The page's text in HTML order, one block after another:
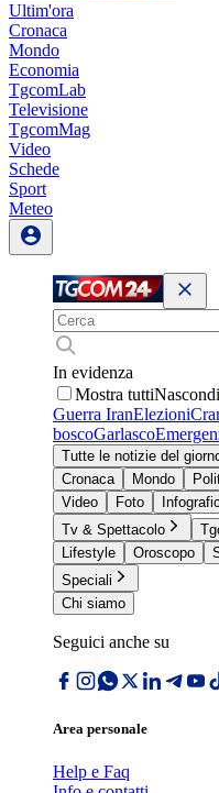
Ultim'ora
Cronaca
Mondo
Economia
TgcomLab
Televisione
TgcomMag
Video
Schede
Sport
Meteo
In evidenza
Mostra tuttiNascondi
Guerra IranElezioni
boscoGarlasco
Tutte le notizie del
Cronaca
Mondo
Video
Foto
Tv & Spettacolo
Lifestyle
Oroscopo
Speciali
Chi siamo
Seguici anche su
Area personale
Help e Faq